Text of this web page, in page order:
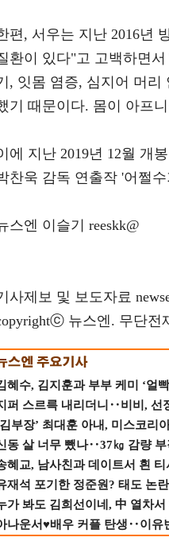
편, 서우는 지난 2016년
환이 있다"고 고백하면
, 잇몸 염증, 심지어 머리
기 때문이다. 몸이 아프
에 지난 2019년 12월 개
찬욱 감독 연출작 '어쩔
스엔 이슬기 reeskk@
사제보 및 보도자료
뉴스엔. 무단전
혜수, 김지훈과 부부 케미 ‘얼
퍼 스르륵 내리더니‥비비, 선
김부장’ 최대훈 아내, 미스코리
동 살 너무 뺐나‥37㎏ 감량
혜교, 남사친과 데이트서 흰
재석 포기한 정준원? 태도 논
가 봐도 김희선이네, 中 열차
나운서♥배우 커플 탄생‥이유